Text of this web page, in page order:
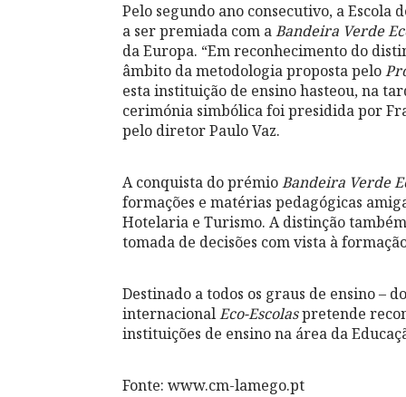
Pelo segundo ano consecutivo, a
a ser premiada com aBandeira Verde
da Europa. “Em reconhecimento do
âmbito da metodologia proposta pelo
esta instituição de ensino hasteou, na
cerimónia simbólica foi presidida por
pelo diretor Paulo Vaz.
A conquista do prémioBandeira Verde
formações e matérias pedagógicas
Hotelaria e Turismo. A distinção
tomada de decisões com vista à
Destinado a todos os graus de ensino –
internacionalEco-Escolaspretende
instituições de ensino na área da
Fonte: www.cm-lamego.pt